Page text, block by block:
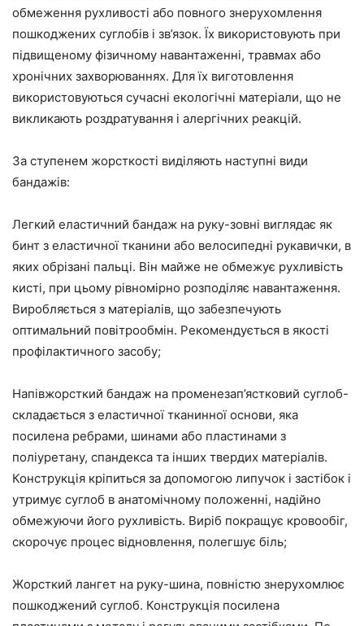
обмеження рухливості або повного знерухомлення
пошкоджених суглобів і зв’язок. Їх використовують при
підвищеному фізичному навантаженні, травмах або
хронічних захворюваннях. Для їх виготовлення
використовуються сучасні екологічні матеріали, що не
викликають роздратування і алергічних реакцій.
За ступенем жорсткості виділяють наступні види
бандажів:
Легкий еластичний бандаж на руку-зовні виглядає як
бинт з еластичної тканини або велосипедні рукавички, в
яких обрізані пальці. Він майже не обмежує рухливість
кисті, при цьому рівномірно розподіляє навантаження.
Виробляється з матеріалів, що забезпечують
оптимальний повітрообмін. Рекомендується в якості
профілактичного засобу;
Напівжорсткий бандаж на променезап’ястковий суглоб-
складається з еластичної тканинної основи, яка
посилена ребрами, шинами або пластинами з
поліуретану, спандекса та інших твердих матеріалів.
Конструкція кріпиться за допомогою липучок і застібок і
утримує суглоб в анатомічному положенні, надійно
обмежуючи його рухливість. Виріб покращує кровообіг,
скорочує процес відновлення, полегшує біль;
Жорсткий лангет на руку-шина, повністю знерухомлює
пошкоджений суглоб. Конструкція посилена